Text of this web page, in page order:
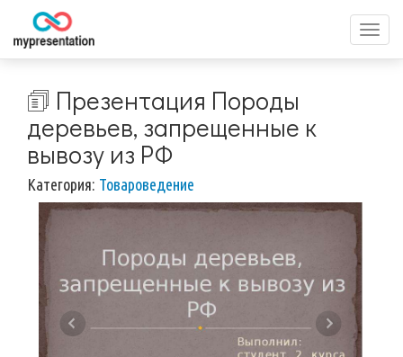
меню
🗊 Презентация Породы
деревьев, запрещенные к
вывозу из РФ
Категория: Товароведение